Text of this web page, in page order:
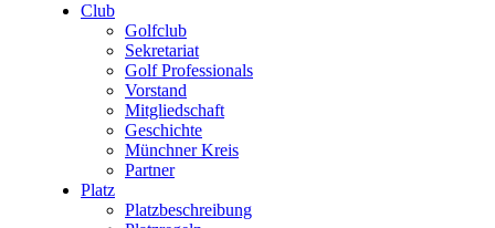
Club
Golfclub
Sekretariat
Golf Professionals
Vorstand
Mitgliedschaft
Geschichte
Münchner Kreis
Partner
Platz
Platzbeschreibung